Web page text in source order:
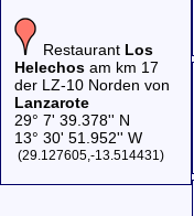
Restaurant Los
Helechos am km 17
der LZ-10 Norden von
Lanzarote
29° 7' 39.378'' N
13° 30' 51.952'' W
(29.127605,-13.514431)